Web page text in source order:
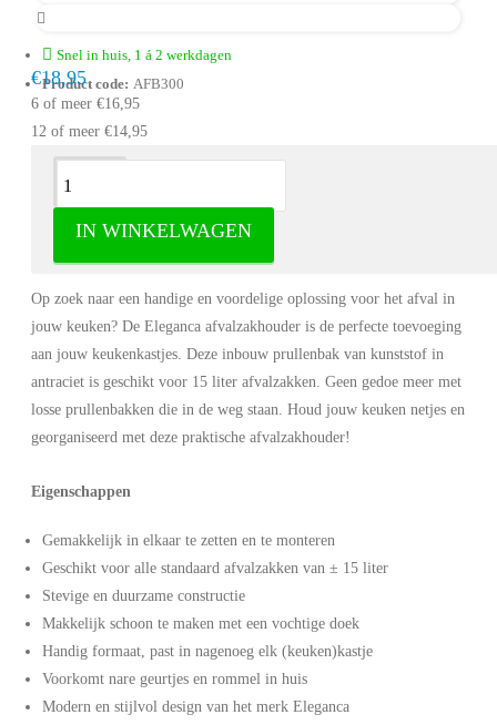
Snel in huis, 1 á 2 werkdagen
Product code: AFB300
€18,95
6 of meer €16,95
12 of meer €14,95
IN WINKELWAGEN
Omschrijving
Op zoek naar een handige en voordelige oplossing voor het afval in
jouw keuken? De Eleganca afvalzakhouder is de perfecte toevoeging
aan jouw keukenkastjes. Deze inbouw prullenbak van kunststof in
antraciet is geschikt voor 15 liter afvalzakken. Geen gedoe meer met
losse prullenbakken die in de weg staan. Houd jouw keuken netjes en
georganiseerd met deze praktische afvalzakhouder!
Eigenschappen
Gemakkelijk in elkaar te zetten en te monteren
Geschikt voor alle standaard afvalzakken van ± 15 liter
Stevige en duurzame constructie
Makkelijk schoon te maken met een vochtige doek
Handig formaat, past in nagenoeg elk (keuken)kastje
Voorkomt nare geurtjes en rommel in huis
Modern en stijlvol design van het merk Eleganca